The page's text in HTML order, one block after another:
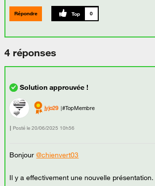
Répondre 0
4 réponses
jyjo29 #TopMembre
Posté le ‎20/06/2025 10h56
Bonjour@chienvert03
Il y a effectivement une nouvelle présentation.